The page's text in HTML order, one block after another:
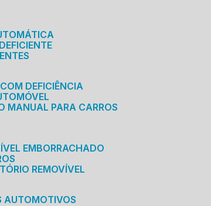
DEFICIÊNCIA
MANUAL PARA CARROS
EMBORRACHADO
REMOVÍVEL
AUTOMOTIVOS